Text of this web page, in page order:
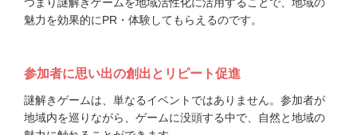
つまり謎解きゲームを地域活性化に活用することで、地域の
魅力を効果的にPR・体験してもらえるのです。
参加者に思い出の創出とリピート促進
謎解きゲームは、単なるイベントではありません。参加者が
地域内を巡りながら、ゲームに没頭する中で、自然と地域の